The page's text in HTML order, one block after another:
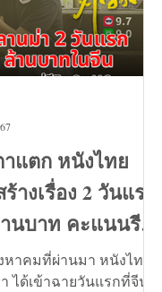
แตก หนังไทย
งเรื่อง 2 วันแรก
นบาท คะแนนรีวิว
หาคมที่ผ่านมา หนังไทย
ได้เข้าฉายวันแรกที่จีน